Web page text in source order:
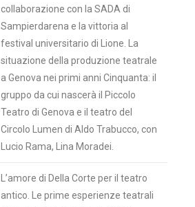
collaborazione con la SADA di
Sampierdarena e la vittoria al
festival universitario di Lione. La
situazione della produzione teatrale
a Genova nei primi anni Cinquanta: il
gruppo da cui nascerà il Piccolo
Teatro di Genova e il teatro del
Circolo Lumen di Aldo Trabucco, con
Lucio Rama, Lina Moradei.
L’amore di Della Corte per il teatro
antico. Le prime esperienze teatrali